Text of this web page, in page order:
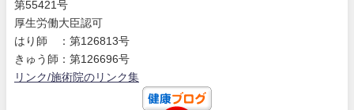
第55421号
厚生労働大臣認可
はり師 ：第126813号
きゅう師：第126696号
リンク/施術院のリンク集